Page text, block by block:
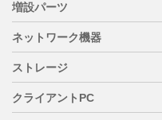
増設パーツ
ネットワーク機器
ストレージ
クライアントPC